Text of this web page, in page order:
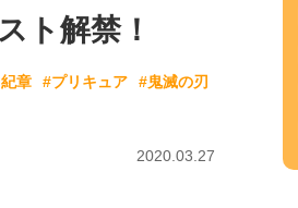
ト解禁！
章 #プリキュア #鬼滅の刃
2020.03.27